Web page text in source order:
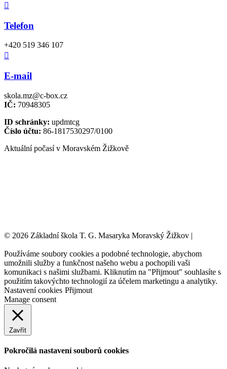

Telefon
+420 519 346 107

E-mail
skola.mz@c-box.cz
IČ: 70948305
ID schránky: updmtcg
Číslo účtu: 86-1817530297/0100
Aktuální počasí v Moravském Žižkově
© 2026 Základní škola T. G. Masaryka Moravský Žižkov |
Používáme soubory cookies a podobné technologie, abychom
umožnili služby a funkčnost našeho webu a pochopili vaši
komunikaci s našimi službami. Kliknutím na "Přijmout" souhlasíte s
použitím takovýchto technologií za účelem marketingu a analytiky.
Nastavení cookies Přijmout
Manage consent
Zavřít
Pokročilá nastavení souborů cookies